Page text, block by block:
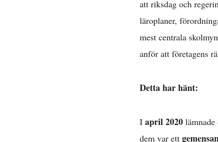
att riksdag och
läroplaner,
mest centrala
anför att företagens
Detta har hänt:
I april 2020
dem var ett